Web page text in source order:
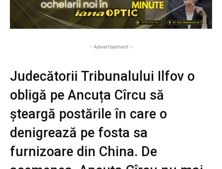
- Advertisement -
Judecătorii Tribunalului Ilfov o
obligă pe Ancuța Cîrcu să
șteargă postările în care o
denigrează pe fosta sa
furnizoare din China. De